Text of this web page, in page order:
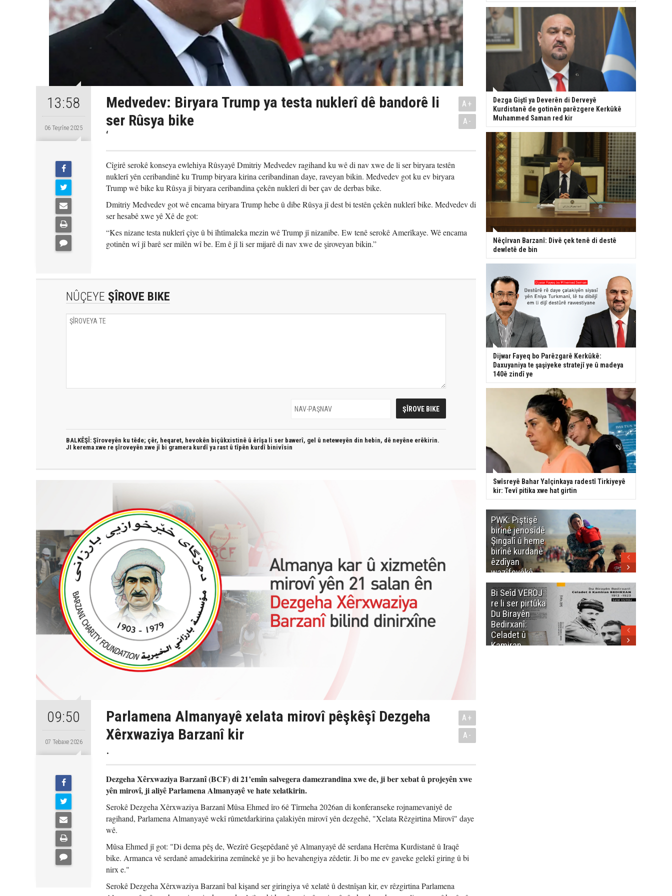
13:58
06 Teşrîne 2025
Medvedev: Biryara Trump ya testa nuklerî dê bandorê li
ser Rûsya bike
‘
A+
A-
Cîgirê serokê konseya ewlehiya Rûsyayê Dmitriy Medvedev ragihand ku wê di nav xwe de li ser biryara testên
nuklerî yên ceribandinê ku Trump biryara kirina ceribandinan daye, raveyan bikin. Medvedev got ku ev biryara
Trump wê bike ku Rûsya jî biryara ceribandina çekên nuklerî di ber çav de derbas bike.
Dmitriy Medvedev got wê encama biryara Trump hebe û dibe Rûsya jî dest bi testên çekên nuklerî bike. Medvedev di
ser hesabê xwe yê Xê de got:
“Kes nizane testa nuklerî çiye û bi îhtîmaleka mezin wê Trump jî nizanibe. Ew tenê serokê Amerîkaye. Wê encama
gotinên wî jî barê ser milên wî be. Em ê jî li ser mijarê di nav xwe de şiroveyan bikin.”
NÛÇEYE ŞÎROVE BIKE
BALKÊŞÎ: Şîroveyên ku têde; çêr, heqaret, hevokên biçûkxistinê û êrîşa li ser bawerî, gel û neteweyên din hebin, dê neyêne erêkirin.
JI kerema xwe re şîroveyên xwe jî bi gramera kurdî ya rast û tîpên kurdî binivîsin
09:50
07 Tebaxe 2026
Parlamena Almanyayê xelata mirovî pêşkêşî Dezgeha
Xêrxwaziya Barzanî kir
.
A+
A-
Dezgeha Xêrxwaziya Barzanî (BCF) di 21’emîn salvegera damezrandina xwe de, ji ber xebat û projeyên xwe
yên mirovî, ji aliyê Parlamena Almanyayê ve hate xelatkirin.
Serokê Dezgeha Xêrxwaziya Barzanî Mûsa Ehmed îro 6ê Tîrmeha 2026an di konferanseke rojnamevaniyê de
ragihand, Parlamena Almanyayê wekî rûmetdarkirina çalakiyên mirovî yên dezgehê, "Xelata Rêzgirtina Mirovî" daye
wê.
Mûsa Ehmed jî got: "Di dema pêş de, Wezîrê Geşepêdanê yê Almanyayê dê serdana Herêma Kurdistanê û Iraqê
bike. Armanca vê serdanê amadekirina zemînekê ye ji bo hevahengiya zêdetir. Ji bo me ev gaveke gelekî giring û bi
nirx e."
Serokê Dezgeha Xêrxwaziya Barzanî bal kişand ser giringiya vê xelatê û destnîşan kir, ev rêzgirtina Parlamena
Dezga Giştî ya Deverên di Derveyê
Kurdistanê de gotinên parêzgere Kerkûkê
Muhammed Saman red kir
Nêçîrvan Barzanî: Divê çek tenê di destê
dewletê de bin
Dijwar Fayeq bo Parêzgarê Kerkûkê:
Daxuyaniya te şaşiyeke stratejî ye û madeya
140ê zindî ye
Swîsreyê Bahar Yalçinkaya radestî Tirkiyeyê
kir: Tevî pitika xwe hat girtin
PWK: Piştişê
birînê jenosîdê
Şingalî û heme
birînê kurdanê
êzdîyan
wazîfeyêkê
neteweyî yê
heme kurdanê
dinya yo
Bi Seîd VEROJ
re li ser pirtûka
Du Birayên
Bedirxanî:
Celadet û
Kamiran